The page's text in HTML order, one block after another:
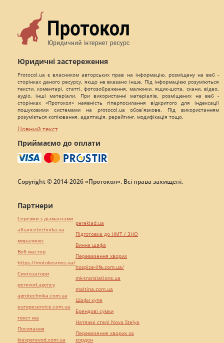
Юридичні застереження
Protocol.ua є власником авторських прав на інформацію, розміщену на веб -
сторінках даного ресурсу, якщо не вказано інше. Під інформацією розуміються
тексти, коментарі, статті, фотозображення, малюнки, ящик-шота, скани, відео,
аудіо, інші матеріали. При використанні матеріалів, розміщених на веб -
сторінках «Протокол» наявність гіперпосилання відкритого для індексації
пошуковими системами на protocol.ua обов`язкове. Під використанням
розуміється копіювання, адаптація, рерайтинг, модифікація тощо.
Повний текст
Приймаємо до оплати
Copyright © 2014-2026 «Протокол». Всі права захищені.
Партнери
Сережки з діамантами
alliancetechnika.ua
миралинкс
Веб мастер
https://motokosmos.ua/
Синтезатори
perevod.agency
agrotechnika.com.ua
europeservice.com.ua
текст юа
Посилання
kievperevod.com.ua
pereklad.ua
Підготовка до НМТ / ЗНО
Винна шафа
Перевезення хворих
hospice-life.com.ua/
mk-translations.ua
maltina.com.ua
Шафи купе
Брендові сумки
Натяжні стелі Nova Stelya
Перевезення хворих за
кордон